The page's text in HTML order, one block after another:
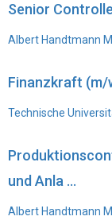
Senior
Albert Handtmann
Finanzkraft (m/
Technische
und Anla ...
Albert Handtmann